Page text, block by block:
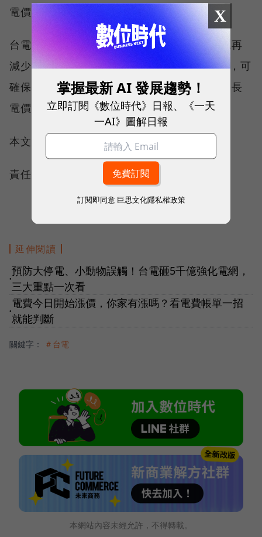
電價將先調降，以維持全年平均電價不變。
台電預估，此措施搭配需量反應可使尖峰用電再
減少 50 萬瓩，相當於台中一部機組的發電量，可
確保尖峰供電穩定，也為加強輔導用戶，將延長
電價時間帶調整試辦至今年 12 月。
本文授權轉載自： 鉅亨網
責任編輯：錢玉紘
延伸閱讀
●
預防大停電、小動物誤觸！台電砸5千億強化電網，
三大重點一次看
●
電費今日開始漲價，你家有漲嗎？看電費帳單一招
就能判斷
關鍵字： ＃台電
本網站內容未經允許，不得轉載。
X
掌握最新 AI 發展趨勢！
立即訂閱《數位時代》日報、《一天
一AI》圖解日報
訂閱即同意 巨思文化隱私權政策